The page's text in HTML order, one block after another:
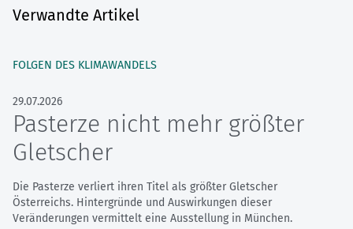
Verwandte Artikel
FOLGEN DES KLIMAWANDELS
29.07.2026
Pasterze nicht mehr größter
Gletscher
Die Pasterze verliert ihren Titel als größter Gletscher
Österreichs. Hintergründe und Auswirkungen dieser
Veränderungen vermittelt eine Ausstellung in München.